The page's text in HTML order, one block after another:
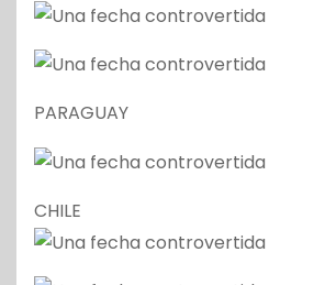
PARAGUAY
CHILE